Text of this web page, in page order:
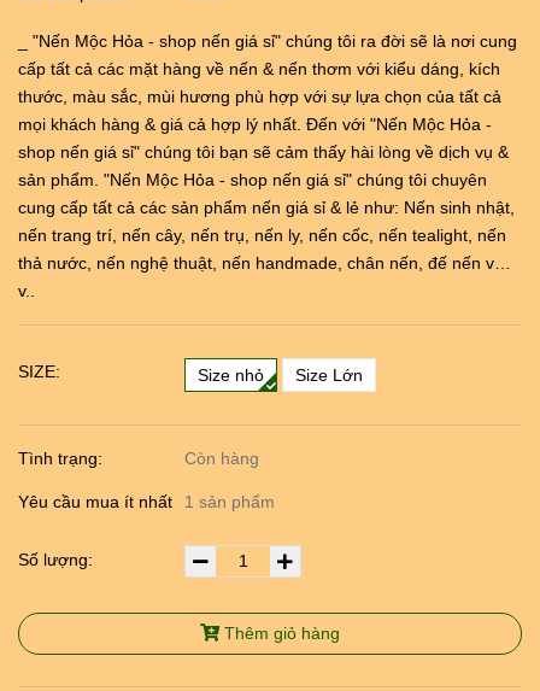
_ "Nến Mộc Hỏa - shop nến giá sỉ" chúng tôi ra đời sẽ là nơi cung
cấp tất cả các mặt hàng về nến & nến thơm với kiểu dáng, kích
thước, màu sắc, mùi hương phù hợp với sự lựa chọn của tất cả
mọi khách hàng & giá cả hợp lý nhất. Đến với "Nến Mộc Hỏa -
shop nến giá sỉ" chúng tôi bạn sẽ cảm thấy hài lòng về dịch vụ &
sản phẩm. "Nến Mộc Hỏa - shop nến giá sỉ" chúng tôi chuyên
cung cấp tất cả các sản phẩm nến giá sỉ & lẻ như: Nến sinh nhật,
nến trang trí, nến cây, nến trụ, nến ly, nến cốc, nến tealight, nến
thả nước, nến nghệ thuật, nến handmade, chân nến, đế nến v…
v..
SIZE: Size nhỏ Size Lớn
Tình trạng: Còn hàng
Yêu cầu mua ít nhất 1 sản phẩm
Số lượng:
Thêm giỏ hàng